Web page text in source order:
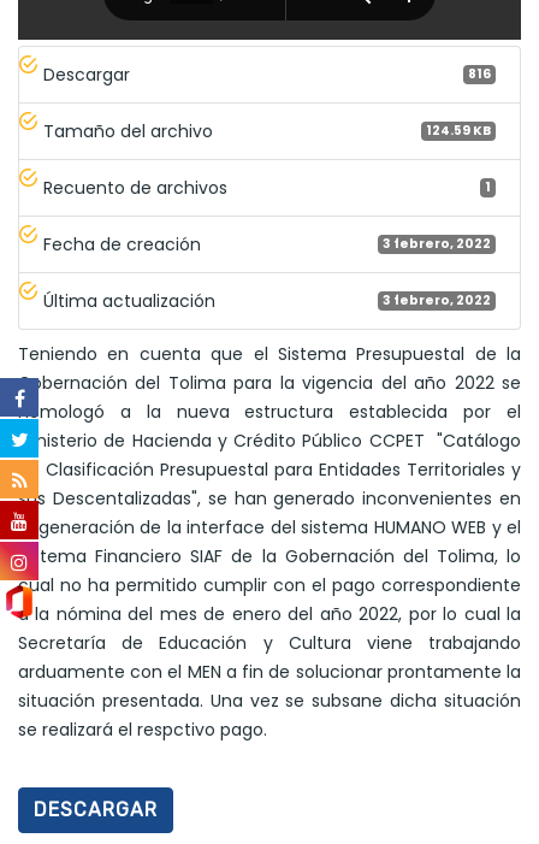
Descargar 816
Tamaño del archivo 124.59 KB
Recuento de archivos 1
Fecha de creación 3 febrero, 2022
Última actualización 3 febrero, 2022
Teniendo en cuenta que el Sistema Presupuestal de la
Gobernación del Tolima para la vigencia del año 2022 se
homologó a la nueva estructura establecida por el
Ministerio de Hacienda y Crédito Público CCPET "Catálogo
de Clasificación Presupuestal para Entidades Territoriales y
sus Descentalizadas", se han generado inconvenientes en
la generación de la interface del sistema HUMANO WEB y el
Sistema Financiero SIAF de la Gobernación del Tolima, lo
cual no ha permitido cumplir con el pago correspondiente
a la nómina del mes de enero del año 2022, por lo cual la
Secretaría de Educación y Cultura viene trabajando
arduamente con el MEN a fin de solucionar prontamente la
situación presentada. Una vez se subsane dicha situación
se realizará el respctivo pago.
DESCARGAR